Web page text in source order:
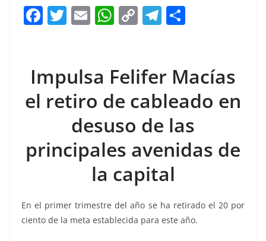
F
e
b
o
k
T
er
E
l
W
s
A
p
p
C
y
Li
n
k
T
gr
a
m
e
Impulsa Felifer Macías
el retiro de cableado en
desuso de las
principales avenidas de
la capital
En el primer trimestre del año se ha retirado el 20 por
ciento de la meta establecida para este año.